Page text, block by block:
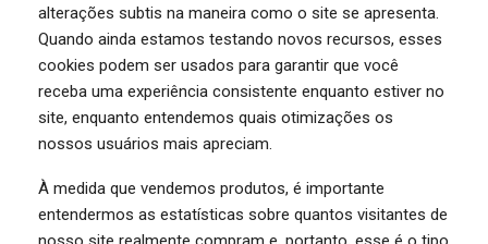
alterações subtis na maneira como o site se apresenta.
Quando ainda estamos testando novos recursos, esses
cookies podem ser usados ​​para garantir que você
receba uma experiência consistente enquanto estiver no
site, enquanto entendemos quais otimizações os
nossos usuários mais apreciam.
À medida que vendemos produtos, é importante
entendermos as estatísticas sobre quantos visitantes de